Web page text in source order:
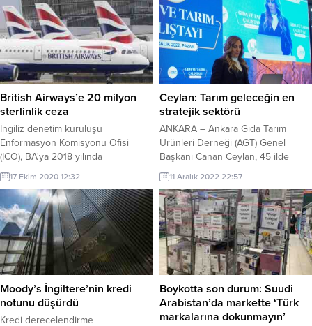
gibi gerekçelerle müşavir kişi ve
firmalara dokuz ayda 14 milyar TL
ödendi. BirGün’ün haberine
göre, Hazine ve Maliye Bakanlığı’na
bağlı Muhasebat Genel
Müdürlüğü’nün yayımladığı
“Merkezi Yönetim Bütçe
Gerçekleşmeleri Tablosu, pandemi
döneminde de danışmanlık,
gayrimenkul onarım, hizmet...
kuraklık yüzünden milyonlarca arı
ölümü yaşandığı, arıların
besleneceği bitki sayısının da
giderek azaldığı belirtildi.
British Airways’e 20 milyon
sterlinlik ceza
İngiliz denetim kuruluşu
Enformasyon Komisyonu Ofisi
(ICO), BA'ya 2018 yılında
gerçekleştirilen siber saldırılara
ilişkin soruşturmasını ...
17 Ekim 2020 12:32
Ceylan: Tarım geleceğin en
stratejik sektörü
ANKARA – Ankara Gıda Tarım
Ürünleri Derneği (AGT) Genel
Başkanı Canan Ceylan, 45 ilde
faaliyet gösterdiklerini belirterek,
“Amacımız tarımda yaşanan yapısal
sorunlara çözüm üretmek, çiftçi ve
devletimizi birbirine yaklaştırmak.”
dedi. Ankara’da bir otelde
düzenlenen Gıda ve Tarım
Çalıştayı’na alanında uzman çok
sayıda akademisyen, bürokrat,
kooperatif temsilci ve çiftçi katıldı.
Çalıştayın açılış...
11 Aralık 2022 22:57
Moody’s İngiltere’nin kredi
notunu düşürdü
Kredi derecelendirme
Boykotta son durum: Suudi
Arabistan’da markette ‘Türk
markalarına dokunmayın’